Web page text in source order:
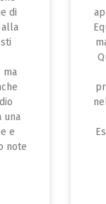
di
ma
una
e
note